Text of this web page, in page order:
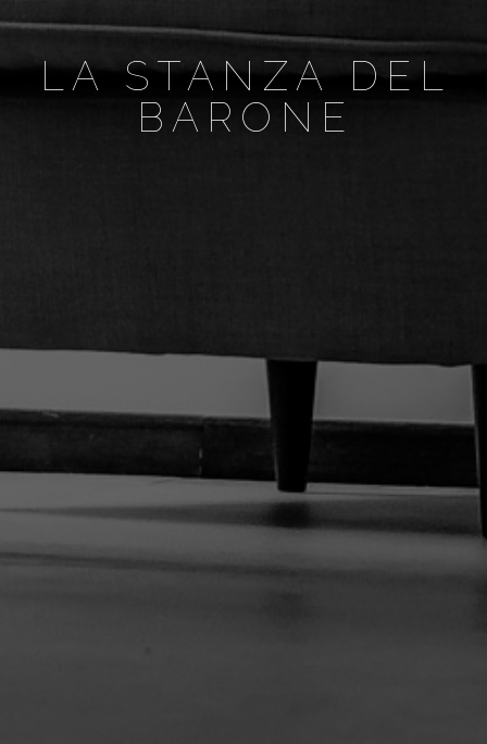
LA STANZA DEL
BARONE